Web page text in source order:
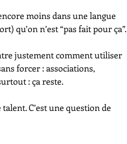
moins dans une langue
qu’on n’est “pas fait pour ça”.
justement comment utiliser
forcer : associations,
: ça reste.
C’est une question de